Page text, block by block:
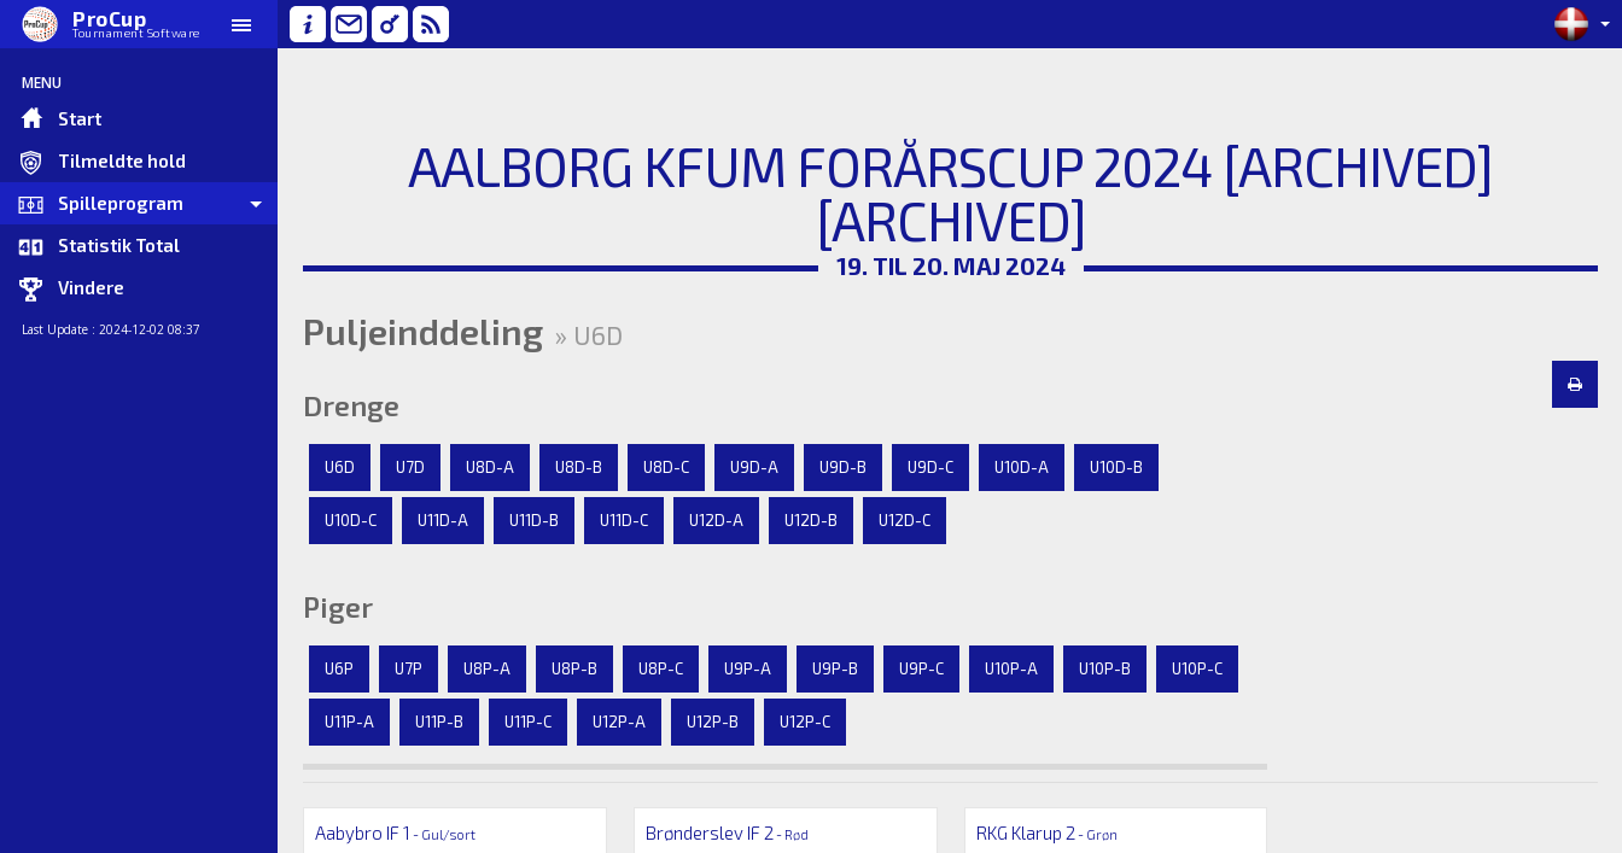
ProCup
Tournament Software
MENU
Start
Tilmeldte hold
Spilleprogram
Statistik Total
Vindere
Last Update : 2024-12-02 08:37
AALBORG KFUM FORÅRSCUP 2024 [ARCHIVED]
[ARCHIVED]
19. TIL 20. MAJ 2024
Puljeinddeling » U6D
Drenge
U6D U7D U8D-A U8D-B U8D-C U9D-A U9D-B U9D-C U10D-A U10D-B
U10D-C U11D-A U11D-B U11D-C U12D-A U12D-B U12D-C
Piger
U6P U7P U8P-A U8P-B U8P-C U9P-A U9P-B U9P-C U10P-A U10P-B U10P-C
U11P-A U11P-B U11P-C U12P-A U12P-B U12P-C
Aabybro IF 1 - Gul/sort Brønderslev IF 2 - Rød RKG Klarup 2 - Grøn